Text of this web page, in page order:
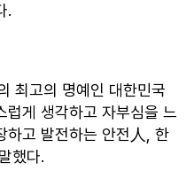
.
최고의 명예인 대한민국
럽게 생각하고 자부심을 느
하고 발전하는 안전人, 한
했다.